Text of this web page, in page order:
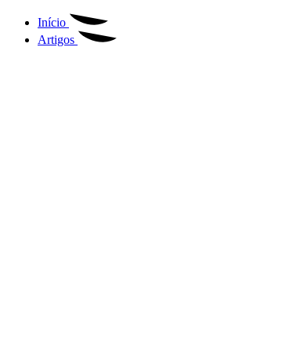
Início
Artigos